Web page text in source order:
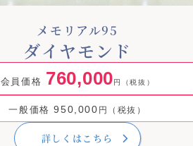
メモリアル95
ダイヤモンド
会員価格 760,000円（税抜）
一般価格950,000 円（税抜）
詳しくはこちら